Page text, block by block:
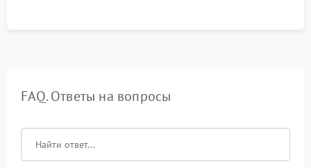
FAQ. Ответы на вопросы